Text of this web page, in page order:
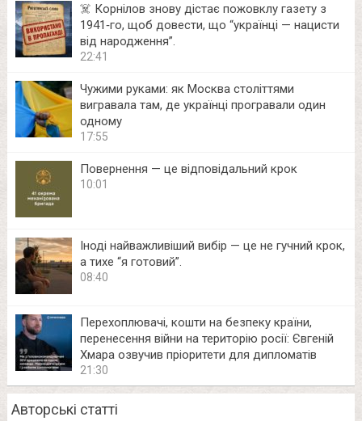
☠️ Корнілов знову дістає пожовклу газету з
1941‑го, щоб довести, що “українці — нацисти
від народження”.
22:41
Чужими руками: як Москва століттями
вигравала там, де українці програвали один
одному
17:55
Повернення — це відповідальний крок
10:01
Іноді найважливіший вибір — це не гучний крок,
а тихе “я готовий”.
08:40
Перехоплювачі, кошти на безпеку країни,
перенесення війни на територію росії: Євгеній
Хмара озвучив пріоритети для дипломатів
21:30
Авторські статті